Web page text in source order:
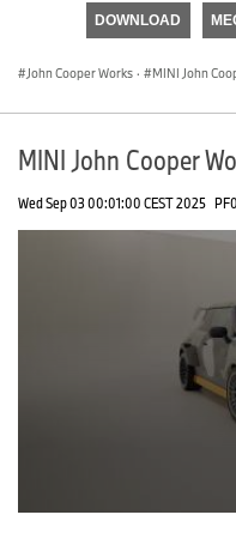
seconds
DOWNLOAD
John Cooper Works · MINI John
MINI John Cooper
Wed Sep 03 00:01:00 CEST 2025